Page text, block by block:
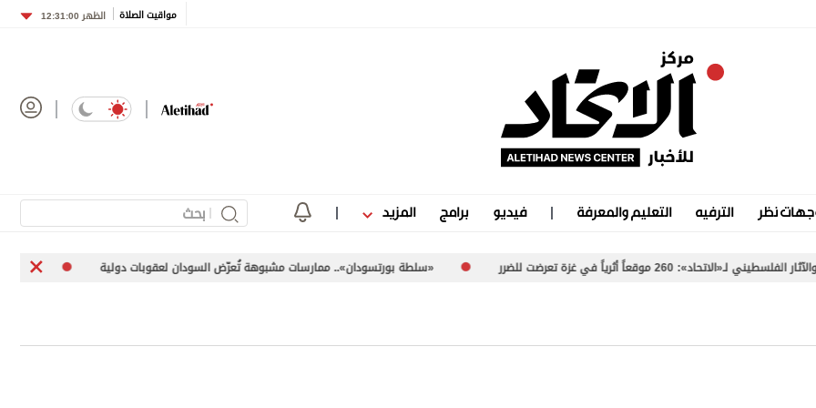
مواقيت الصلاة الظهر 12:31:00
نظر الترفيه التعليم والمعرفة فيديو برامج المزيد
أثرياً في غزة تعرضت للضرر «سلطة بورتسودان».. ممارسات مشبوهة تُعرّض السودان لعقوبات دولية «اليونيفيل» توثق إطلاق إسرائيل